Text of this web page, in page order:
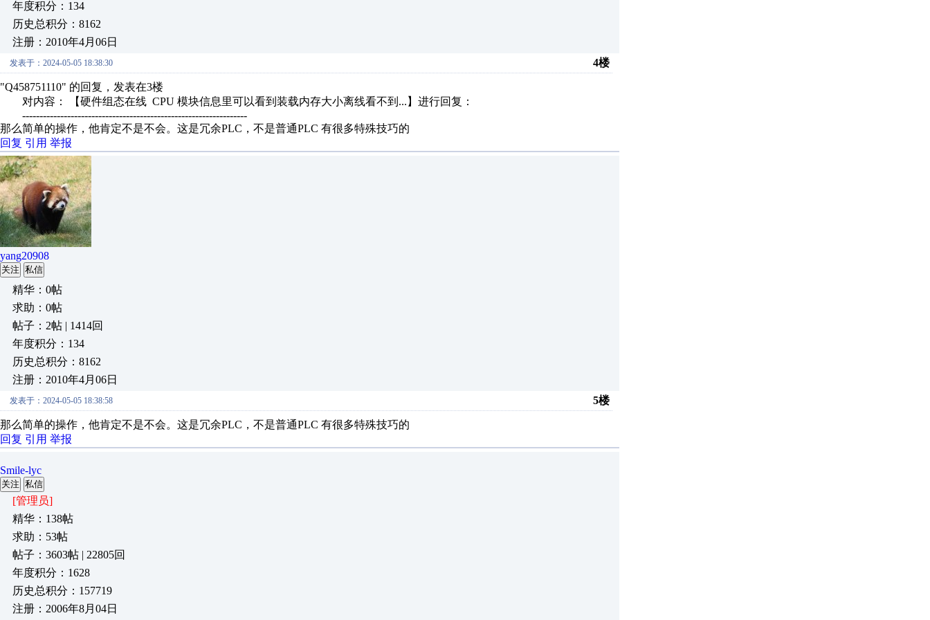
年度积分：134
历史总积分：8162
注册：2010年4月06日
发表于：2024-05-05 18:38:30 4楼
"Q458751110" 的回复，发表在3楼
对内容： 【硬件组态在线 CPU 模块信息里可以看到装载内存大小离线看不到...】进行回复：
-----------------------------------------------------------------
那么简单的操作，他肯定不是不会。这是冗余PLC，不是普通PLC 有很多特殊技巧的
回复 引用 举报
yang20908
关注 私信
精华：0帖
求助：0帖
帖子：2帖 | 1414回
年度积分：134
历史总积分：8162
注册：2010年4月06日
发表于：2024-05-05 18:38:58 5楼
那么简单的操作，他肯定不是不会。这是冗余PLC，不是普通PLC 有很多特殊技巧的
回复 引用 举报
Smile-lyc
关注 私信
[管理员]
精华：138帖
求助：53帖
帖子：3603帖 | 22805回
年度积分：1628
历史总积分：157719
注册：2006年8月04日